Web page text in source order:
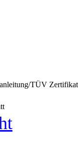
TÜV Zertifikat